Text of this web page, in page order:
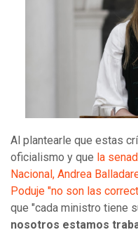
Al plantearle que estas
oficialismo y que la
Nacional, Andrea
Poduje "no son las
que "cada ministro tiene
nosotros estamos